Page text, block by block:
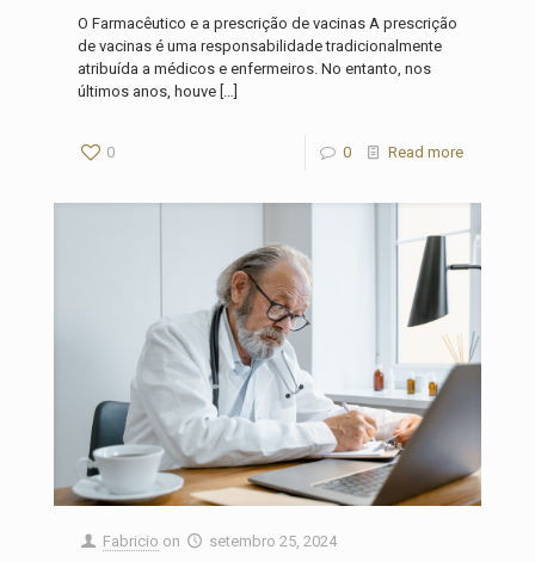
O Farmacêutico e a prescrição de vacinas A prescrição
de vacinas é uma responsabilidade tradicionalmente
atribuída a médicos e enfermeiros. No entanto, nos
últimos anos, houve […]
0 0 Read more
Fabricio on setembro 25, 2024